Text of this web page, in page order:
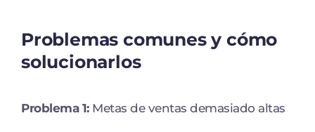
Problemas comunes y cómo
solucionarlos
Problema 1:Metas de ventas demasiado altas